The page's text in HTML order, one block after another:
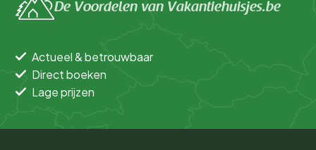
De Voordelen van Vakantiehuisjes.be
Actueel & betrouwbaar
Direct boeken
Lage prijzen